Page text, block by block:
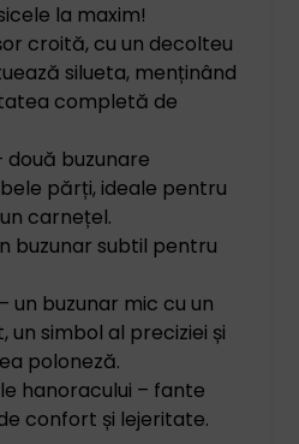
la maxim!
croită, cu un decolteu
silueta, menținând
completă de
două buzunare
părți, ideale pentru
carnețel.
buzunar subtil pentru
un buzunar mic cu un
un simbol al preciziei și
poloneză.
hanoracului – fante
confort și lejeritate.